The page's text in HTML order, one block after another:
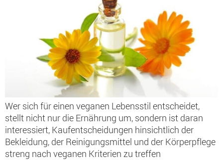
Wer sich für einen veganen Lebensstil entscheidet,
stellt nicht nur die Ernährung um, sondern ist daran
interessiert, Kaufentscheidungen hinsichtlich der
Bekleidung, der Reinigungsmittel und der Körperpflege
streng nach veganen Kriterien zu treffen